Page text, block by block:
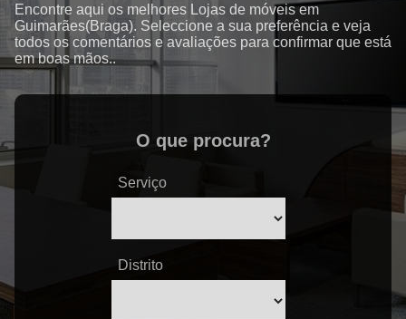
Encontre aqui os melhores Lojas de móveis em
Guimarães(Braga). Seleccione a sua preferência e veja
todos os comentários e avaliações para confirmar que está
em boas mãos..
O que procura?
Serviço
Distrito